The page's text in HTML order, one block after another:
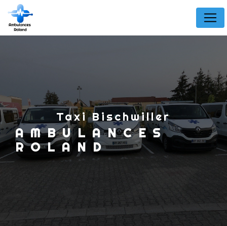
taxi Bischwiller
AMBULANCES
ROLAND
Panneau de gestion des cookies